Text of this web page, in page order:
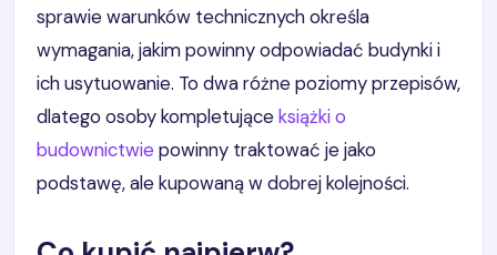
sprawie warunków technicznych określa
wymagania, jakim powinny odpowiadać budynki i
ich usytuowanie. To dwa różne poziomy przepisów,
dlatego osoby kompletująceksiążki o
budownictwie powinny traktować je jako
podstawę, ale kupowaną w dobrej kolejności.